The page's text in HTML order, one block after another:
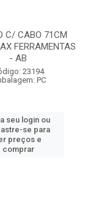
C/ CABO 71CM
FERRAMENTAS
- AB
23194
PC
seu login ou
se para
preços e
comprar